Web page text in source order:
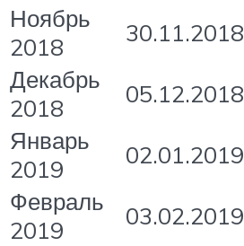
Ноябрь
2018
30.11.2018
Декабрь
2018
05.12.2018
Январь
2019
02.01.2019
Февраль
2019
03.02.2019